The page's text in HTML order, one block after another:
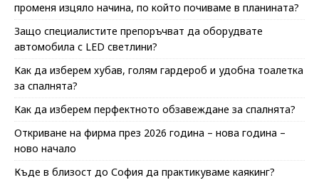
променя изцяло начина, по който почиваме в планината?
Защо специалистите препоръчват да оборудвате
автомобила с LED светлини?
Как да изберем хубав, голям гардероб и удобна тоалетка
за спалнята?
Как да изберем перфектното обзавеждане за спалнята?
Откриване на фирма през 2026 година – нова година –
ново начало
Къде в близост до София да практикуваме каякинг?